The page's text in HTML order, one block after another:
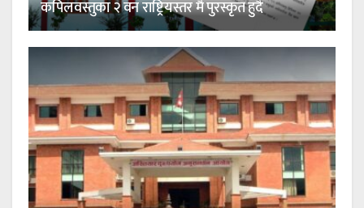
कपिलवस्तुका २ वन राष्ट्रियस्तर मै पुरस्कृत हुदै